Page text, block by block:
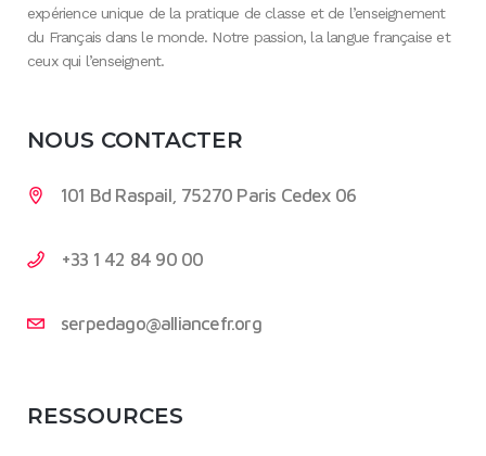
expérience unique de la pratique de classe et de l’enseignement
du Français dans le monde. Notre passion, la langue française et
ceux qui l’enseignent.
NOUS CONTACTER
101 Bd Raspail, 75270 Paris Cedex 06
+33 1 42 84 90 00
serpedago@alliancefr.org
RESSOURCES